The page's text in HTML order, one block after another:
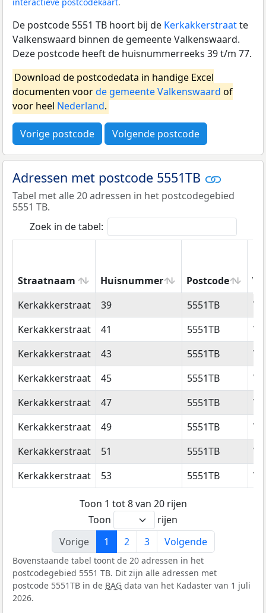
De postcode 5551 TB hoort bij de Kerkakkerstraatte
Valkenswaard binnen de gemeente Valkenswaard.
Deze postcode heeft de huisnummerreeks 39 t/m 77.
Download de postcodedata in handige Excel
documenten voorde gemeente Valkenswaard of
voor heel Nederland.
Vorige postcode Volgende postcode
Adressen met postcode 5551TB
Tabel met alle 20 adressen in het postcodegebied
5551 TB.
Zoek in de tabel:
Straatnaam Huisnummer Postcode
Straatnaam
Huisnummer Postcode
Kerkakkerstraat 39 5551TB
Kerkakkerstraat
41 5551TB
Kerkakkerstraat
43 5551TB
Kerkakkerstraat
45 5551TB
Kerkakkerstraat
47 5551TB
Kerkakkerstraat
49 5551TB
Kerkakkerstraat
51 5551TB
Kerkakkerstraat
53 5551TB
Toon 1 tot 8 van 20 rijen
Toon
rijen
Vorige
1 2 3 Volgende
Bovenstaande tabel toont de 20 adressen in het
postcodegebied 5551 TB. Dit zijn alle adressen met
postcode 5551TB in de BAG data van het Kadaster van 1 juli
2026.